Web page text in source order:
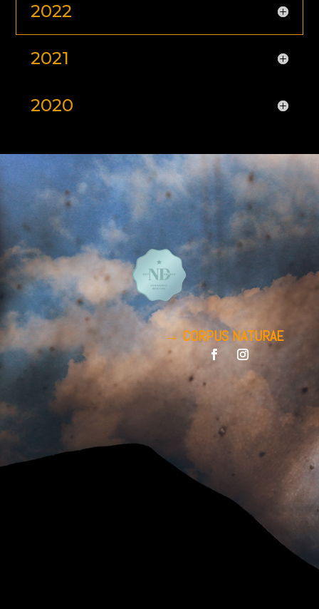
2022
2021
2020
→ CORPUSNATURAE